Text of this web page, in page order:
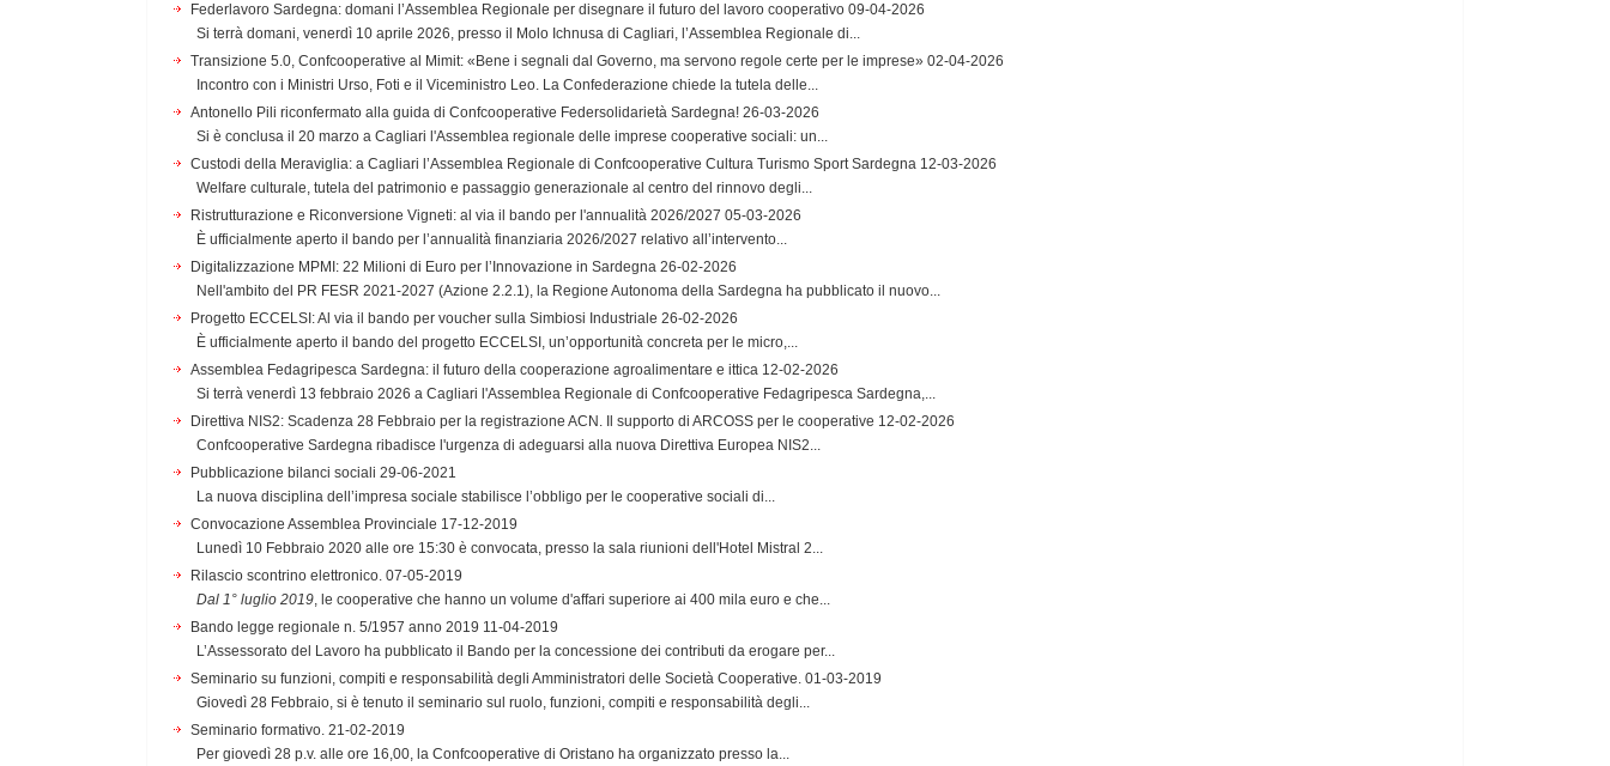
Federlavoro Sardegna: domani l’Assemblea Regionale per disegnare il futuro del lavoro cooperativo 09-04-2026
Si terrà domani, venerdì 10 aprile 2026, presso il Molo Ichnusa di Cagliari, l’Assemblea Regionale di...
Transizione 5.0, Confcooperative al Mimit: «Bene i segnali dal Governo, ma servono regole certe per le imprese» 02-04-2026
Incontro con i Ministri Urso, Foti e il Viceministro Leo. La Confederazione chiede la tutela delle...
Antonello Pili riconfermato alla guida di Confcooperative Federsolidarietà Sardegna! 26-03-2026
Si è conclusa il 20 marzo a Cagliari l'Assemblea regionale delle imprese cooperative sociali: un...
Custodi della Meraviglia: a Cagliari l’Assemblea Regionale di Confcooperative Cultura Turismo Sport Sardegna 12-03-2026
Welfare culturale, tutela del patrimonio e passaggio generazionale al centro del rinnovo degli...
Ristrutturazione e Riconversione Vigneti: al via il bando per l'annualità 2026/2027 05-03-2026
È ufficialmente aperto il bando per l’annualità finanziaria 2026/2027 relativo all’intervento...
Digitalizzazione MPMI: 22 Milioni di Euro per l’Innovazione in Sardegna 26-02-2026
Nell'ambito del PR FESR 2021-2027 (Azione 2.2.1), la Regione Autonoma della Sardegna ha pubblicato il nuovo...
Progetto ECCELSI: Al via il bando per voucher sulla Simbiosi Industriale 26-02-2026
È ufficialmente aperto il bando del progetto ECCELSI, un’opportunità concreta per le micro,...
Assemblea Fedagripesca Sardegna: il futuro della cooperazione agroalimentare e ittica 12-02-2026
Si terrà venerdì 13 febbraio 2026 a Cagliari l'Assemblea Regionale di Confcooperative Fedagripesca Sardegna,...
Direttiva NIS2: Scadenza 28 Febbraio per la registrazione ACN. Il supporto di ARCOSS per le cooperative 12-02-2026
Confcooperative Sardegna ribadisce l'urgenza di adeguarsi alla nuova Direttiva Europea NIS2...
Pubblicazione bilanci sociali 29-06-2021
La nuova disciplina dell’impresa sociale stabilisce l’obbligo per le cooperative sociali di...
Convocazione Assemblea Provinciale 17-12-2019
Lunedì 10 Febbraio 2020 alle ore 15:30 è convocata, presso la sala riunioni dell'Hotel Mistral 2...
Rilascio scontrino elettronico. 07-05-2019
Dal 1° luglio 2019, le cooperative che hanno un volume d'affari superiore ai 400 mila euro e che...
Bando legge regionale n. 5/1957 anno 2019 11-04-2019
L’Assessorato del Lavoro ha pubblicato il Bando per la concessione dei contributi da erogare per...
Seminario su funzioni, compiti e responsabilità degli Amministratori delle Società Cooperative. 01-03-2019
Giovedì 28 Febbraio, si è tenuto il seminario sul ruolo, funzioni, compiti e responsabilità degli...
Seminario formativo. 21-02-2019
Per giovedì 28 p.v. alle ore 16,00, la Confcooperative di Oristano ha organizzato presso la...